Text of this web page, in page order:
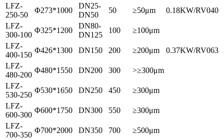
LFZ-
250-50
Φ273*1000
DN25-
DN50
50 ≥50μm
0.18KW/RV040
LFZ-
300-100
Φ325*1200
DN80-
DN125
100 ≥100μm
0.37KW/RV063
LFZ-
400-150
Φ426*1300 DN150 200
≥200μm
LFZ-
480-200
Φ480*1550 DN200 300
>≥300μm
LFZ-
530-250
Φ530*1650 DN250 450 ≥300μm
LFZ-
600-300
Φ600*1750 DN300 550
≥300μm
LFZ-
700-350
Φ700*2000 DN350 700
≥500μm